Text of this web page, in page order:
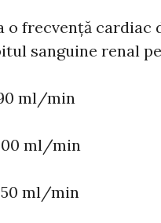
o frecvență cardiac
sanguine renal
ml/min
ml/min
ml/min